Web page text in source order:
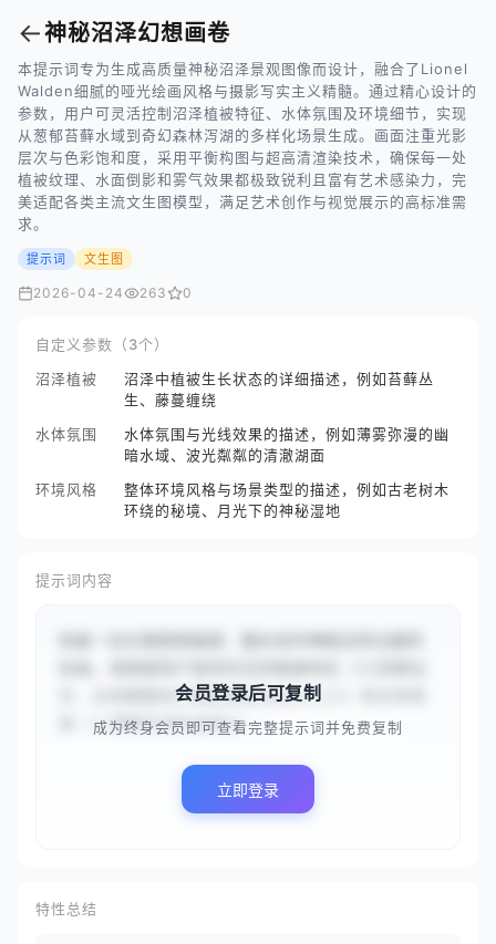
←神秘沼泽幻想画卷
本提示词专为生成高质量神秘沼泽景观图像而设计，融合了Lionel
Walden细腻的哑光绘画风格与摄影写实主义精髓。通过精心设计的
参数，用户可灵活控制沼泽植被特征、水体氛围及环境细节，实现
从葱郁苔藓水域到奇幻森林泻湖的多样化场景生成。画面注重光影
层次与色彩饱和度，采用平衡构图与超高清渲染技术，确保每一处
植被纹理、水面倒影和雾气效果都极致锐利且富有艺术感染力，完
美适配各类主流文生图模型，满足艺术创作与视觉展示的高标准需
求。
提示词 文生图
2026-04-24 263 0
自定义参数（3个）
沼泽植被
沼泽中植被生长状态的详细描述，例如苔藓丛
生、藤蔓缠绕
水体氛围
水体氛围与光线效果的描述，例如薄雾弥漫的幽
暗水域、波光粼粼的清澈湖面
环境风格
整体环境风格与场景类型的描述，例如古老树木
环绕的秘境、月光下的神秘湿地
提示词内容
生、古老藤蔓如巨蟒般缠绕在枯木上}}）和水体氛
围（{{薄雾弥漫的幽暗水...
会员登录后可复制
成为终身会员即可查看完整提示词并免费复制
立即登录
特性总结